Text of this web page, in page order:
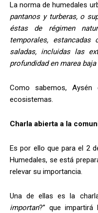
La norma de humedales
pantanos y turberas, o
éstas de régimen
temporales,
saladas, incluidas las
profundidad en marea
Como sabemos,
ecosistemas.
Charla abierta a la
Es por ello que para el 2
Humedales, se está
relevar su importancia.
Una de ellas es la
importan?” que impartirá